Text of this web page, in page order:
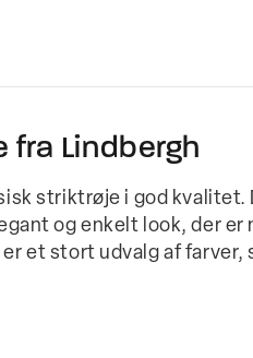
fra Lindbergh
striktrøje i god kvalitet.
og enkelt look, der er
et stort udvalg af farver,